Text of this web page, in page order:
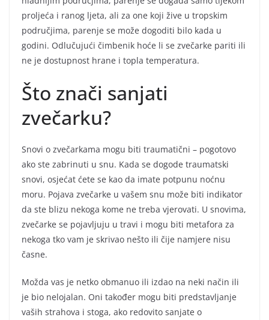
proljeća i ranog ljeta, ali za one koji žive u tropskim
područjima, parenje se može dogoditi bilo kada u
godini. Odlučujući čimbenik hoće li se zvečarke pariti ili
ne je dostupnost hrane i topla temperatura.
Što znači sanjati
zvečarku?
Snovi o zvečarkama mogu biti traumatični – pogotovo
ako ste zabrinuti u snu. Kada se dogode traumatski
snovi, osjećat ćete se kao da imate potpunu noćnu
moru. Pojava zvečarke u vašem snu može biti indikator
da ste blizu nekoga kome ne treba vjerovati. U snovima,
zvečarke se pojavljuju u travi i mogu biti metafora za
nekoga tko vam je skrivao nešto ili čije namjere nisu
časne.
Možda vas je netko obmanuo ili izdao na neki način ili
je bio nelojalan. Oni također mogu biti predstavljanje
vaših strahova i stoga, ako redovito sanjate o